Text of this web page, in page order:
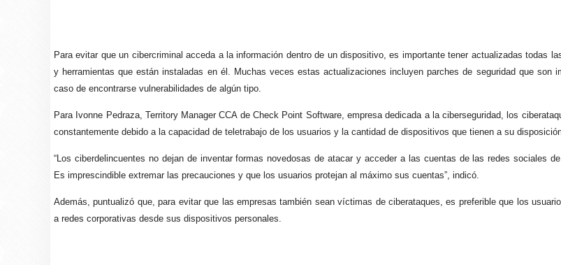
Para evitar que un cibercriminal acceda a la información dentro de un dispositivo, es importante tener actualizadas todas
y herramientas que están instaladas en él. Muchas veces estas actualizaciones incluyen parches de seguridad que son
caso de encontrarse vulnerabilidades de algún tipo.
Para Ivonne Pedraza, Territory Manager CCA de Check Point Software, empresa dedicada a la ciberseguridad, los
constantemente debido a la capacidad de teletrabajo de los usuarios y la cantidad de dispositivos que tienen a su
“Los ciberdelincuentes no dejan de inventar formas novedosas de atacar y acceder a las cuentas de las redes sociales
Es imprescindible extremar las precauciones y que los usuarios protejan al máximo sus cuentas”, indicó.
Además, puntualizó que, para evitar que las empresas también sean víctimas de ciberataques, es preferible que los
a redes corporativas desde sus dispositivos personales.